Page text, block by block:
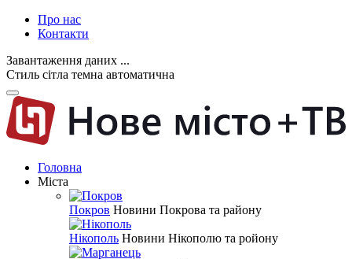
Про нас
Контакти
Завантаження даних ...
Стиль сітла темна автоматична
Головна
Міста
Покров Новини Покрова та району
Нікополь Новини Нікополю та ройону